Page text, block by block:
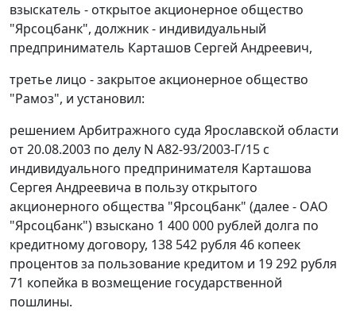
взыскатель - открытое акционерное общество
"Ярсоцбанк", должник - индивидуальный
предприниматель Карташов Сергей Андреевич,
третье лицо - закрытое акционерное общество
"Рамоз", и установил:
решением Арбитражного суда Ярославской области
от 20.08.2003 по делу N А82-93/2003-Г/15 с
индивидуального предпринимателя Карташова
Сергея Андреевича в пользу открытого
акционерного общества "Ярсоцбанк" (далее - ОАО
"Ярсоцбанк") взыскано 1 400 000 рублей долга по
кредитному договору, 138 542 рубля 46 копеек
процентов за пользование кредитом и 19 292 рубля
71 копейка в возмещение государственной
пошлины.